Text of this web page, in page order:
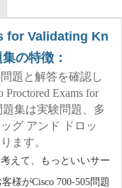
Validating Kn
の特徴：
題と解答を確認し
Exams for
集は実験問題、多
グ アンド ドロッ
ます。
えて、もっといいサー
様がCisco 700-505問題